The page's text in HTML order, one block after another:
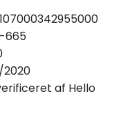
665
af Hello